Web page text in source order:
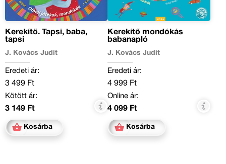
Kerekítő. Tapsi, baba,
tapsi
J. Kovács Judit
Eredeti ár:
3 499 Ft
Kötött ár:
3 149 Ft
Kosárba
Kerekítő mondókás
babanapló
J. Kovács Judit
Eredeti ár:
4 999 Ft
Online ár:
4 099 Ft
Kosárba